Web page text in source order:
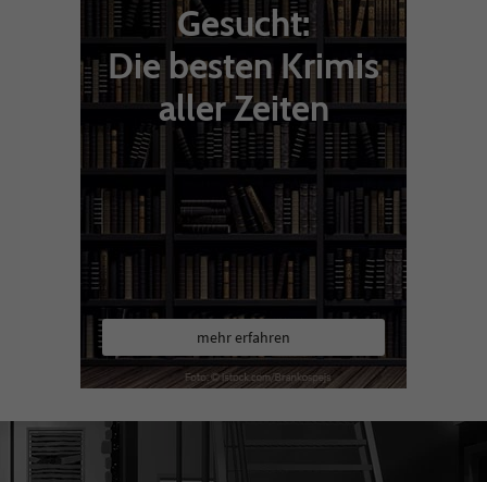
Gesucht:
Die besten Krimis
aller Zeiten
mehr erfahren